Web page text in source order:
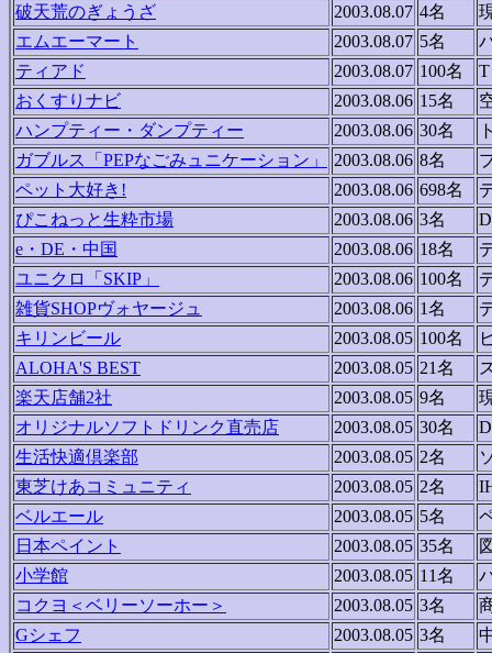
破天荒のぎょうざ
2003.08.07 4名
エムエーマート
2003.08.07 5名
ティアド
2003.08.07 100名
おくすりナビ
2003.08.06 15名
ハンプティー・ダンプティー
2003.08.06 30名
ガブルス「PEPなごみュニケーション」
2003.08.06 8名
ペット大好き!
2003.08.06 698名
ぴこねっと生粋市場
2003.08.06 3名
e・DE・中国
2003.08.06 18名
ユニクロ「SKIP」
2003.08.06 100名
雑貨SHOPヴォヤージュ
2003.08.06 1名
キリンビール
2003.08.05 100名
ALOHA'S BEST
2003.08.05 21名
楽天店舗2社
2003.08.05 9名
オリジナルソフトドリンク直売店
2003.08.05 30名
生活快適倶楽部
2003.08.05 2名
東芝けあコミュニティ
2003.08.05 2名
ベルエール
2003.08.05 5名
日本ペイント
2003.08.05 35名
小学館
2003.08.05 11名
コクヨ＜ベリーソーホー＞
2003.08.05 3名
Gシェフ
2003.08.05 3名